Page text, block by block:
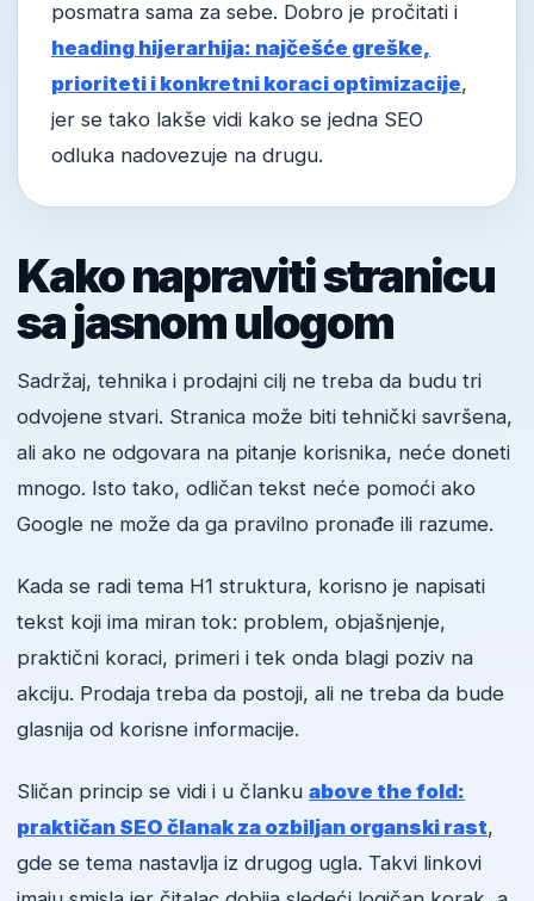
posmatra sama za sebe. Dobro je pročitati i
heading hijerarhija: najčešće greške,
prioriteti i konkretni koraci optimizacije,
jer se tako lakše vidi kako se jedna SEO
odluka nadovezuje na drugu.
Kako napraviti stranicu
sa jasnom ulogom
Sadržaj, tehnika i prodajni cilj ne treba da budu tri
odvojene stvari. Stranica može biti tehnički savršena,
ali ako ne odgovara na pitanje korisnika, neće doneti
mnogo. Isto tako, odličan tekst neće pomoći ako
Google ne može da ga pravilno pronađe ili razume.
Kada se radi tema H1 struktura, korisno je napisati
tekst koji ima miran tok: problem, objašnjenje,
praktični koraci, primeri i tek onda blagi poziv na
akciju. Prodaja treba da postoji, ali ne treba da bude
glasnija od korisne informacije.
Sličan princip se vidi i u članku above the fold:
praktičan SEO članak za ozbiljan organski rast,
gde se tema nastavlja iz drugog ugla. Takvi linkovi